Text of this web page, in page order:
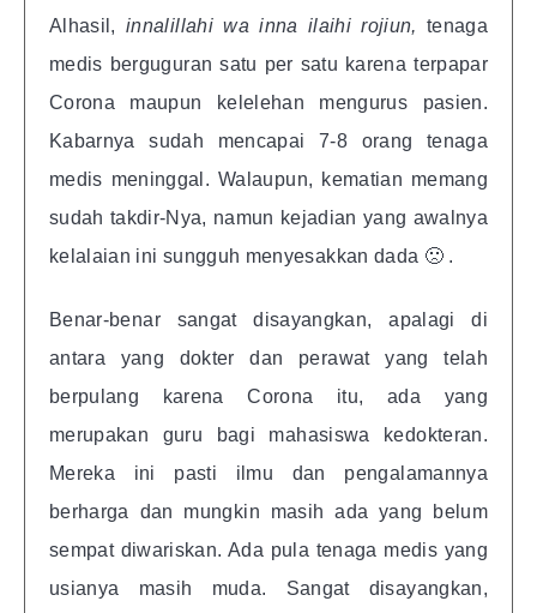
Alhasil,innalillahi wa inna ilaihi rojiun, tenaga
medis berguguran satu per satu karena terpapar
Corona maupun kelelehan mengurus pasien.
Kabarnya sudah mencapai 7-8 orang tenaga
medis meninggal. Walaupun, kematian memang
sudah takdir-Nya, namun kejadian yang awalnya
kelalaian ini sungguh menyesakkan dada 🙁 .
Benar-benar sangat disayangkan, apalagi di
antara yang dokter dan perawat yang telah
berpulang karena Corona itu, ada yang
merupakan guru bagi mahasiswa kedokteran.
Mereka ini pasti ilmu dan pengalamannya
berharga dan mungkin masih ada yang belum
sempat diwariskan. Ada pula tenaga medis yang
usianya masih muda. Sangat disayangkan,